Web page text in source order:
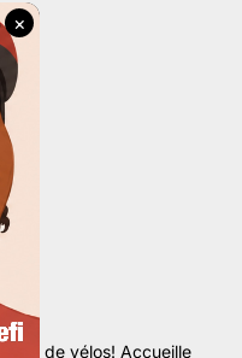
de vélos! Accueille